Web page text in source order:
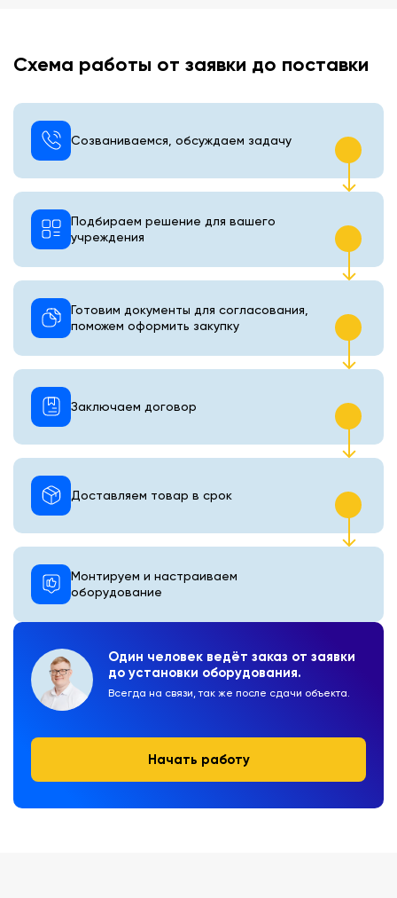
Схема работы от заявки до поставки
Один человек ведёт заказ от заявки
до установки оборудования.
Всегда на связи, так же после сдачи объекта.
Начать работу
Созваниваемся, обсуждаем задачу
Подбираем решение для вашего
учреждения
Готовим документы для согласования,
поможем оформить закупку
Монтируем и настраиваем
оборудование
Доставляем товар в срок
Заключаем договор